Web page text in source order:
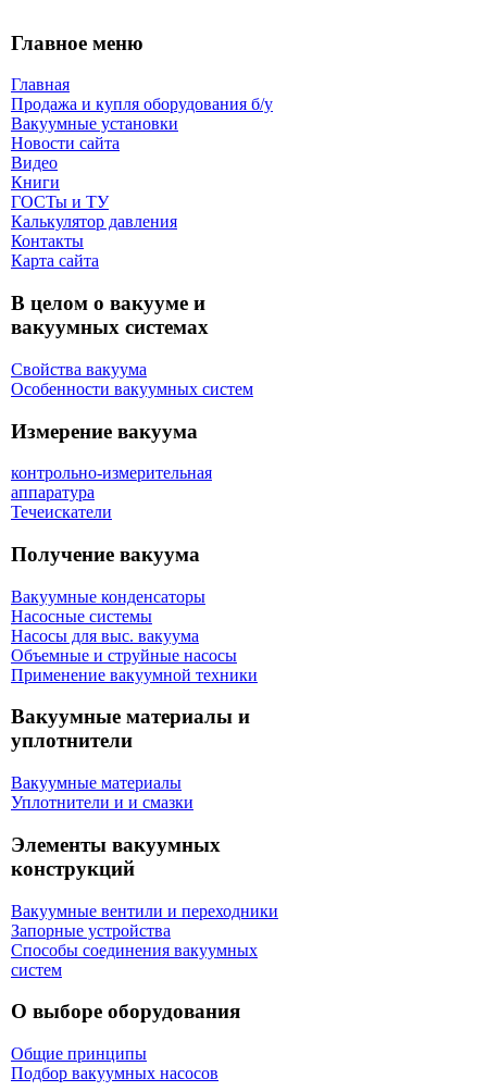
Главное меню
Главная
Продажа и купля оборудования б/y
Вакуумные установки
Новости сайта
Видео
Книги
ГОСТы и ТУ
Калькулятор давления
Контакты
Карта сaйта
В целом о вакууме и
вакуумных системах
Свойства вакуума
Особенности вакуумных систем
Измерение вакуума
контрольно-измерительная
аппаратура
Течеискатели
Получение вакуума
Вакуумные конденсаторы
Насосные системы
Насосы для выс. вакуума
Объемные и струйные насосы
Применение вакуумной техники
Вакуумные материалы и
уплотнители
Вакуумные материалы
Уплотнители и и смазки
Элементы вакуумных
конструкций
Вакуумные вентили и переходники
Запорные устройства
Способы соединения вакуумных
систем
О выборе оборудования
Общие принципы
Подбор вакуумных насосов